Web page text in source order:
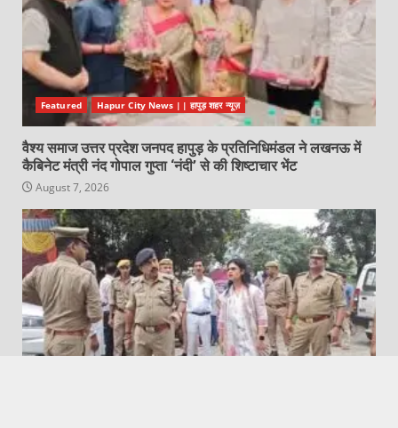
Featured Hapur City News || हापुड़ शहर न्यूज़
वैश्य समाज उत्तर प्रदेश जनपद हापुड़ के प्रतिनिधिमंडल ने लखनऊ में
कैबिनेट मंत्री नंद गोपाल गुप्ता ‘नंदी’ से की शिष्टाचार भेंट
August 7, 2026